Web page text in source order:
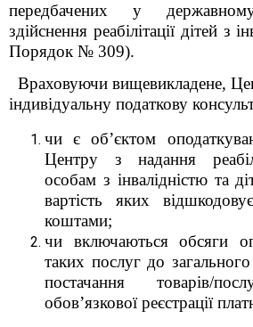
передбачених у
здійснення реабілітації дітей з
Порядок № 309).
Враховуючи вищевикладене,
індивідуальну податкову
чи є об’єктом
Центру з надання
особам з інвалідністю та
вартість яких
коштами;
чи включаються обсяги
таких послуг до
постачання товарів/
обов’язкової реєстрації